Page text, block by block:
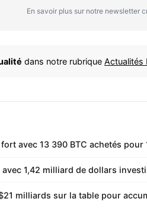
En savoir plus sur notre newsletter
dans notre rubrique Actualités
avec 13 390 BTC achetés
1,42 milliard de dollars
milliards sur la table pour